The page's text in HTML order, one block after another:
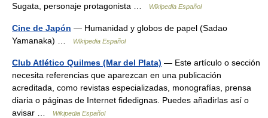
Sugata, personaje protagonista …
Wikipedia Español
Cine de Japón — Humanidad y globos de papel (Sadao
Yamanaka) …
Wikipedia Español
Club Atlético Quilmes (Mar del Plata) — Este artículo o sección
necesita referencias que aparezcan en una publicación
acreditada, como revistas especializadas, monografías, prensa
diaria o páginas de Internet fidedignas. Puedes añadirlas así o
avisar …
Wikipedia Español